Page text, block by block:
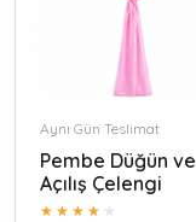
Aynı Gün Teslimat
Pembe Düğün ve
Açılış Çelengi